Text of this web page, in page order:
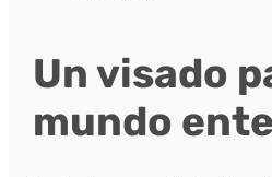
Un visado
mundo